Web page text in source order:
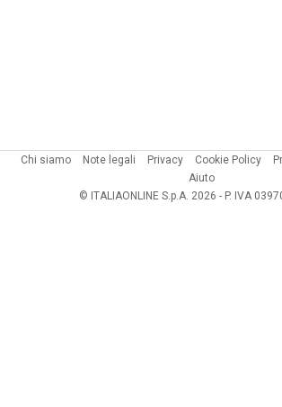
Chi siamo Note legali Privacy Cookie Policy
Aiuto
© ITALIAONLINE S.p.A. 2026 - P. IVA